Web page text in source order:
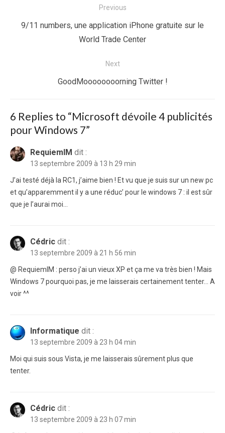
de
Previous
Previous
9/11 numbers, une application iPhone gratuite sur le
World Trade Center
Next
Next
GoodMoooooooorning Twitter !
6 Replies to “Microsoft dévoile 4 publicités
pour Windows 7”
RequiemIM dit :
13 septembre 2009 à 13 h 29 min
J’ai testé déjà la RC1, j’aime bien ! Et vu que je suis sur un new pc
et qu’apparemment il y a une réduc’ pour le windows 7 : il est sûr
que je l’aurai moi…
Cédric dit :
13 septembre 2009 à 21 h 56 min
@ RequiemIM : perso j’ai un vieux XP et ça me va très bien ! Mais
Windows 7 pourquoi pas, je me laisserais certainement tenter… A
voir ^^
Informatique dit :
13 septembre 2009 à 23 h 04 min
Moi qui suis sous Vista, je me laisserais sûrement plus que
tenter.
Cédric dit :
13 septembre 2009 à 23 h 07 min